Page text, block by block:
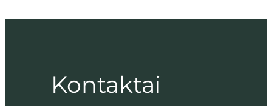
Kontaktai